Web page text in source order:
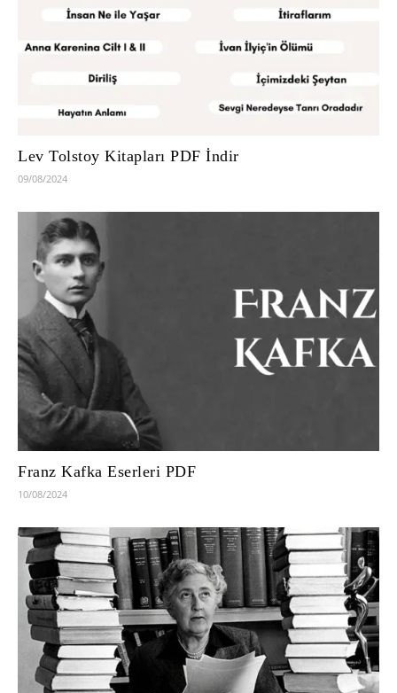
Lev Tolstoy Kitapları PDF İndir
09/08/2024
Franz Kafka Eserleri PDF
10/08/2024